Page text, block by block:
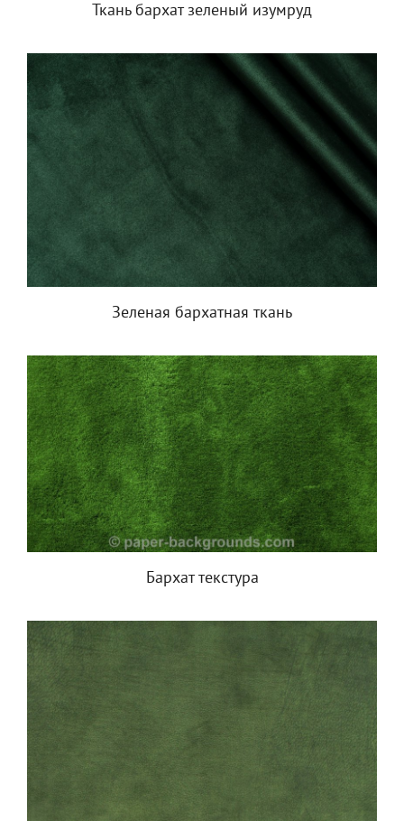
Ткань бархат зеленый изумруд
Зеленая бархатная ткань
Бархат текстура